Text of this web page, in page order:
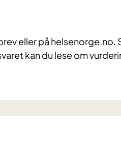
eller på helsenorge.no.
kan du lese om